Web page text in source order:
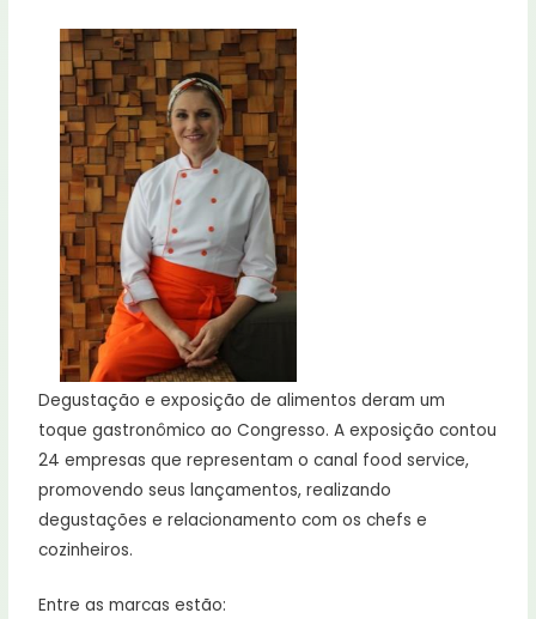
Degustação e exposição de alimentos deram um
toque gastronômico ao Congresso. A exposição contou
24 empresas que representam o canal food service,
promovendo seus lançamentos, realizando
degustações e relacionamento com os chefs e
cozinheiros.
Entre as marcas estão: